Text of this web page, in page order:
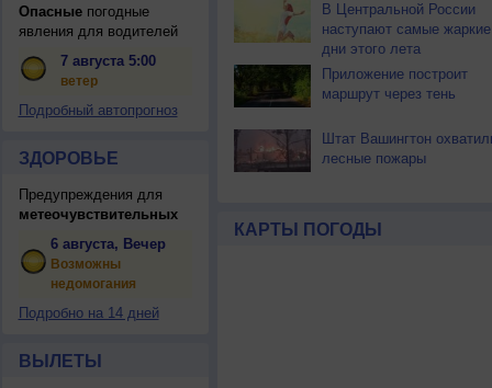
Опасныепогодные
явления для водителей
7 августа 5:00
ветер
Подробный автопрогноз
ЗДОРОВЬЕ
Предупреждения для
метеочувствительных
6 августа, Вечер
Возможны
недомогания
Подробно на 14 дней
ВЫЛЕТЫ
В Центральной России
наступают самые жаркие
дни этого лета
Приложение построит
маршрут через тень
Штат Вашингтон
лесные пожары
КАРТЫ ПОГОДЫ